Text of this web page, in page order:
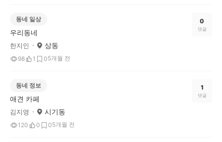
동네 일상
우리동네
한지인 상동
98 1 05개월 전
0
댓글
동네 정보
애견 카페
김지영 시기동
120 0 05개월 전
1
댓글